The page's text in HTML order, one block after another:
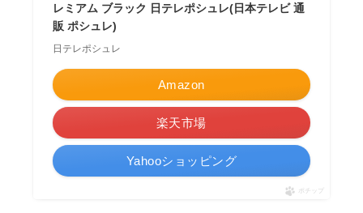
レミアム ブラック 日テレポシュレ(日本テレビ 通
販 ポシュレ)
日テレポシュレ
Amazon
楽天市場
Yahooショッピング
ポチップ